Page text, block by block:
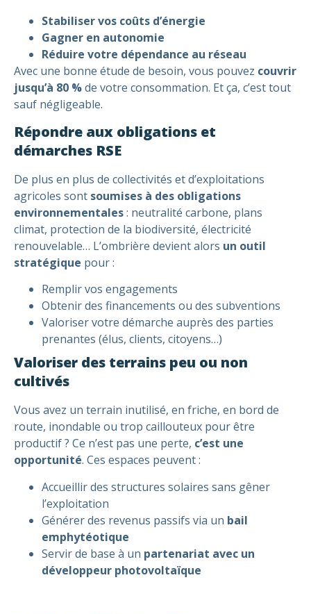
Stabiliser vos coûts d’énergie
Gagner en autonomie
Réduire votre dépendance au réseau
Avec une bonne étude de besoin, vous pouvez couvrir
jusqu’à 80 %de votre consommation. Et ça, c’est tout
sauf négligeable.
Répondre aux obligations et
démarches RSE
De plus en plus de collectivités et d’exploitations
agricoles sont soumises à des obligations
environnementales: neutralité carbone, plans
climat, protection de la biodiversité, électricité
renouvelable… L’ombrière devient alors un outil
stratégique pour :
Remplir vos engagements
Obtenir des financements ou des subventions
Valoriser votre démarche auprès des parties
prenantes (élus, clients, citoyens…)
Valoriser des terrains peu ou non
cultivés
Vous avez un terrain inutilisé, en friche, en bord de
route, inondable ou trop caillouteux pour être
productif ? Ce n’est pas une perte, c’est une
opportunité. Ces espaces peuvent :
Accueillir des structures solaires sans gêner
l’exploitation
Générer des revenus passifs via un bail
emphytéotique
Servir de base à un partenariat avec un
développeur photovoltaïque